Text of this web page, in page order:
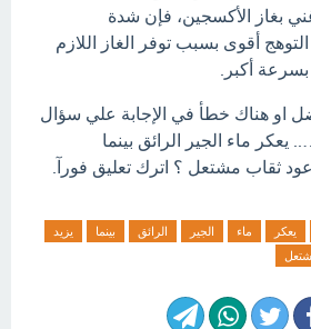
بغاز الأكسجين، فإن شدة
أقوى بسبب توفر الغاز اللازم
أكبر.
او هناك خطأ في الإجابة علي سؤال
ماء الجير الرائق بينما
ثقاب مشتعل ؟ اترك تعليق فورآ.
يعكر ماء الجير الرائق بينما
يزيد